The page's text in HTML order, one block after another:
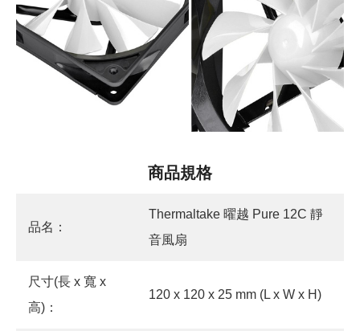
商品規格
品名：
Thermaltake 曜越 Pure 12C 靜
音風扇
尺寸(長 x 寬 x
高)：
120 x 120 x 25 mm (L x W x H)